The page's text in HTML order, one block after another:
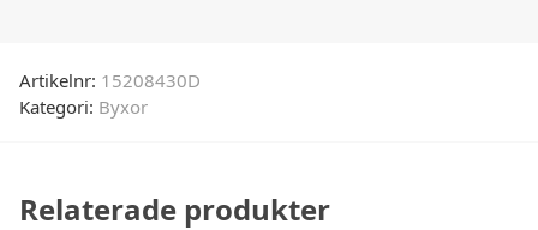
Artikelnr: 15208430D
Kategori: Byxor
Relaterade produkter